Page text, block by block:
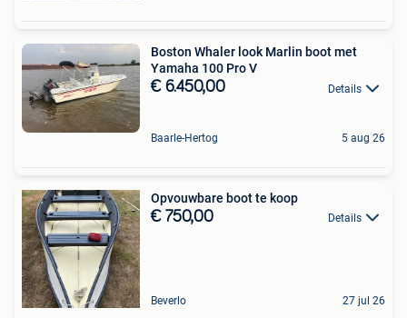
Boston Whaler look Marlin boot met
Yamaha 100 Pro V
€ 6.450,00 Details
Baarle-Hertog 5 aug 26
Opvouwbare boot te koop
€ 750,00 Details
Beverlo 27 jul 26